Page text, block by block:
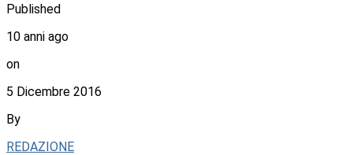
Published
10 anni ago
on
5 Dicembre 2016
By
REDAZIONE